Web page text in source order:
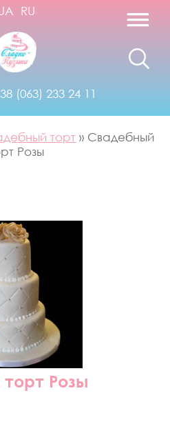
(063) 233 24 11
RU
торт » Свадебный
Розы
Розы